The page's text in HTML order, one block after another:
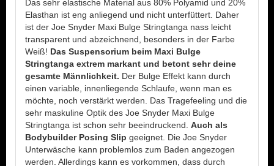
Das sehr elastische Material aus 80% Polyamid und 20%
Elasthan ist eng anliegend und nicht unterfüttert. Daher
ist der Joe Snyder Maxi Bulge Stringtanga nass leicht
transparent und abzeichnend, besonders in der Farbe
Weiß! Das Suspensorium beim Maxi Bulge
Stringtanga extrem markant und betont sehr deine
gesamte Männlichkeit. Der Bulge Effekt kann durch
einen variable, innenliegende Schlaufe, wenn man es
möchte, noch verstärkt werden. Das Tragefeeling und die
sehr maskuline Optik des Joe Snyder Maxi Bulge
Stringtanga ist schon sehr beeindruckend. Auch als
Bodybuilder Posing Slip geeignet. Die Joe Snyder
Unterwäsche kann problemlos zum Baden angezogen
werden. Allerdings kann es vorkommen, dass durch